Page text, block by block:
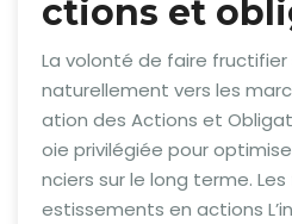
ctions et
La volonté de faire
naturellement vers les
ation des Actions et
oie privilégiée pour
nciers sur le long terme.
estissements en actions